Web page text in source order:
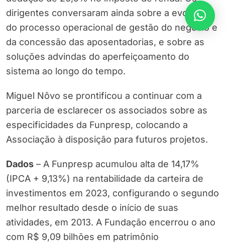
dirigentes conversaram ainda sobre a evolução
do processo operacional de gestão do negócio e
da concessão das aposentadorias, e sobre as
soluções advindas do aperfeiçoamento do
sistema ao longo do tempo.
Miguel Nôvo se prontificou a continuar com a
parceria de esclarecer os associados sobre as
especificidades da Funpresp, colocando a
Associação à disposição para futuros projetos.
Dados – A Funpresp acumulou alta de 14,17%
(IPCA + 9,13%) na rentabilidade da carteira de
investimentos em 2023, configurando o segundo
melhor resultado desde o início de suas
atividades, em 2013. A Fundação encerrou o ano
com R$ 9,09 bilhões em patrimônio